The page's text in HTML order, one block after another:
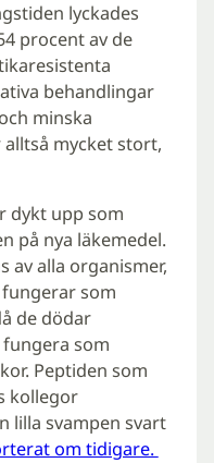
lyckades
procent av de
behandlingar
minska
mycket stort,
dykt upp som
på nya läkemedel.
av alla organismer,
som
de dödar
som
Peptiden som
kollegor
lilla svampen svart
om tidigare.